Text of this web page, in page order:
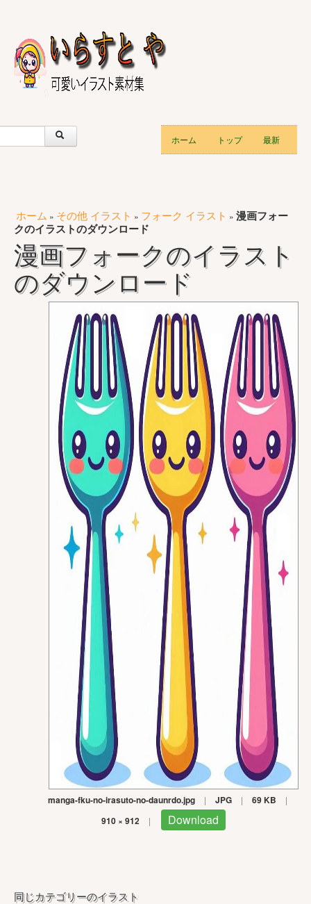
ホーム トップ 最新
ホーム » その他 イラスト » フォーク イラスト » 漫画フォー
クのイラストのダウンロード
漫画フォークのイラスト
のダウンロード
manga-fku-no-irasuto-no-daunrdo.jpg | JPG | 69 KB |
910 × 912 | Download
同じカテゴリーのイラスト